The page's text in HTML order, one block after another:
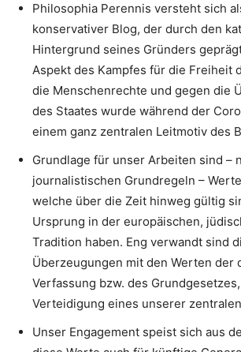
Philosophia Perennis versteht sich
konservativer Blog, der durch den
Hintergrund seines Gründers
Aspekt des Kampfes für die Freiheit
die Menschenrechte und gegen die
des Staates wurde während der
einem ganz zentralen Leitmotiv des
Grundlage für unser Arbeiten sind –
journalistischen Grundregeln –
welche über die Zeit hinweg gültig
Ursprung in der europäischen,
Tradition haben. Eng verwandt sind
Überzeugungen mit den Werten der
Verfassung bzw. des
Verteidigung eines unserer
Unser Engagement speist sich aus